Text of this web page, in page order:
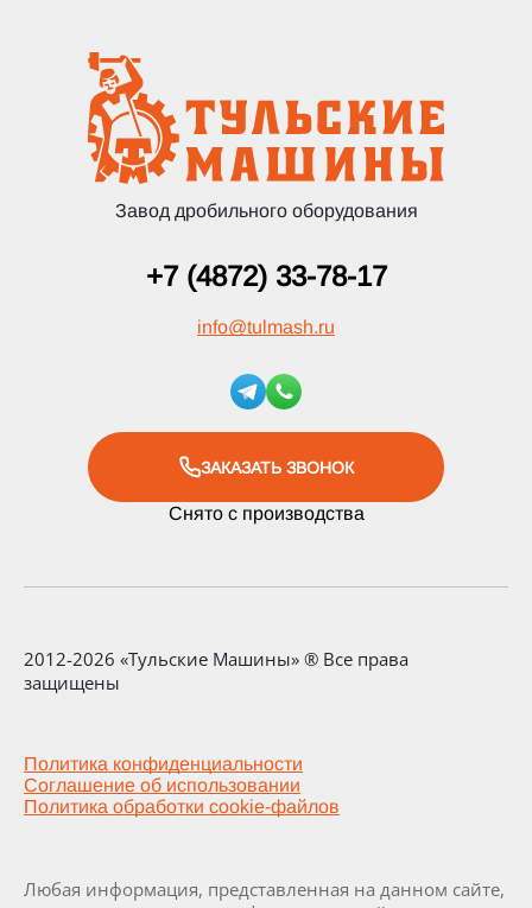
Завод дробильного оборудования
+7 (4872) 33-78-17
info@tulmash.ru
ЗАКАЗАТЬ ЗВОНОК
Снято с производства
2012-2026 «Тульские Машины» ® Все права
защищены
Политика конфиденциальности
Соглашение об использовании
Политика обработки cookie-файлов
Любая информация, представленная на данном сайте,